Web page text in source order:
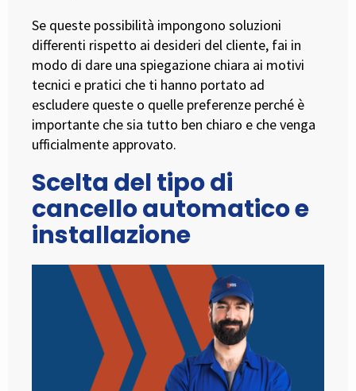
Se queste possibilità impongono soluzioni
differenti rispetto ai desideri del cliente, fai in
modo di dare una spiegazione chiara ai motivi
tecnici e pratici che ti hanno portato ad
escludere queste o quelle preferenze perché è
importante che sia tutto ben chiaro e che venga
ufficialmente approvato.
Scelta del tipo di
cancello automatico e
installazione